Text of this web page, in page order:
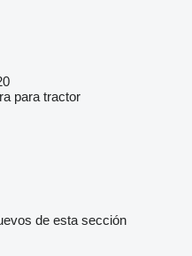
para tractor
de esta sección